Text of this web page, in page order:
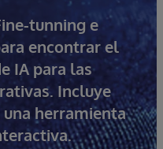
tunning e
encontrar el
IA para las
Incluye
herramienta